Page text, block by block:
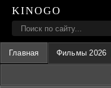
KINOGO
Главная Фильмы 2026